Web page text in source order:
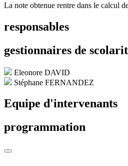
La note obtenue rentre dans le calcul
responsables
gestionnaires de
Eleonore DAVID
Stéphane FERNANDEZ
Equipe d'intervenants
programmation